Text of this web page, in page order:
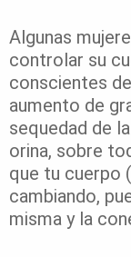
Algunas
controlar su
conscientes
aumento de
sequedad de
orina, sobre
que tu cuerpo
cambiando,
misma y la